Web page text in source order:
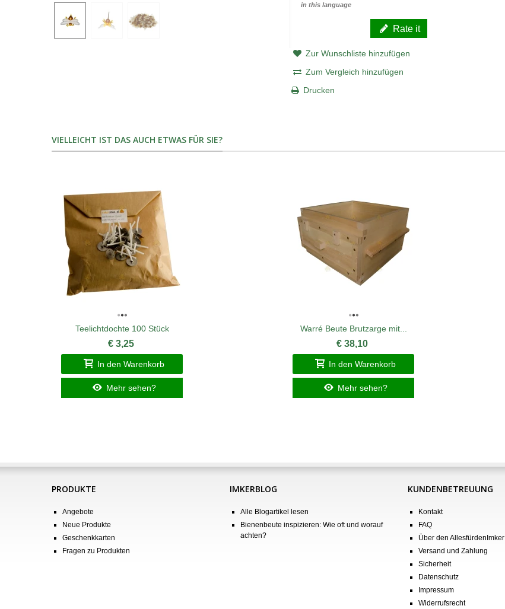
in this language
Rate it
Zur Wunschliste hinzufügen
Zum Vergleich hinzufügen
Drucken
VIELLEICHT IST DAS AUCH ETWAS FÜR SIE?
Teelichtdochte 100 Stück
€ 3,25
In den Warenkorb
Mehr sehen?
Warré Beute Brutzarge mit...
€ 38,10
In den Warenkorb
Mehr sehen?
PRODUKTE
Angebote
Neue Produkte
Geschenkkarten
Fragen zu Produkten
IMKERBLOG
Alle Blogartikel lesen
Bienenbeute inspizieren: Wie oft und worauf
achten?
KUNDENBETREUUNG
Kontakt
FAQ
Über den AllesfürdenImker
Versand und Zahlung
Sicherheit
Datenschutz
Impressum
Widerrufsrecht